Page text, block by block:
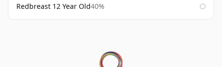
Redbreast 12 Year Old40%